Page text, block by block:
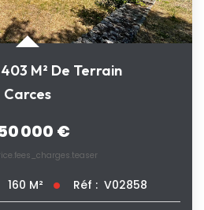
M² De Terrain
Carces
000 €
160 M² Réf : V02858